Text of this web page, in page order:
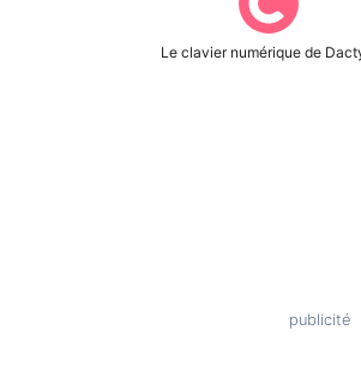
Le clavier numérique de